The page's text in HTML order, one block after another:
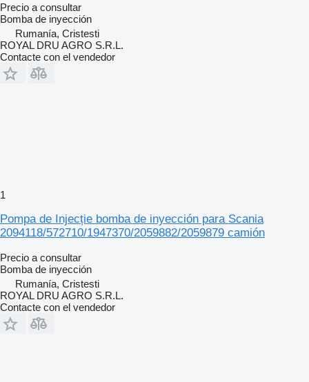
Precio a consultar
Bomba de inyección
Rumanía, Cristesti
ROYAL DRU AGRO S.R.L.
Contacte con el vendedor
1
Pompa de Injecție bomba de inyección para Scania
2094118/572710/1947370/2059882/2059879 camión
Precio a consultar
Bomba de inyección
Rumanía, Cristesti
ROYAL DRU AGRO S.R.L.
Contacte con el vendedor